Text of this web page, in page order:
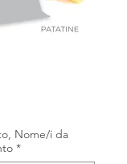
Nome/i da
*